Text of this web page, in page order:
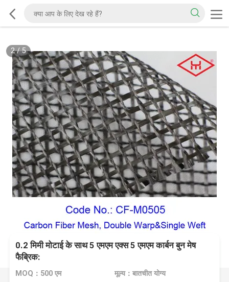
2/5
0.2 मिमी मोटाई के साथ 5 एमएम एक्स 5 एमएम कार्बन बुन मेष
फैब्रिक:
MOQ：500 एम मूल्य：बातचीत योग्य